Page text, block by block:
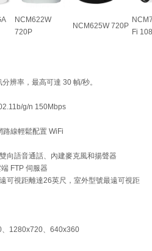
NCM622W
720P
NCM625W 720P
Fi
辨率，最高可達 30 幀/秒。
g/n 150Mbps
路線輕鬆配置 WiFi
向語音通話、內建麥克風和揚聲器
FTP 伺服器
可視距離達26英尺，室外型號最遠可視距
、1280x720、640x360